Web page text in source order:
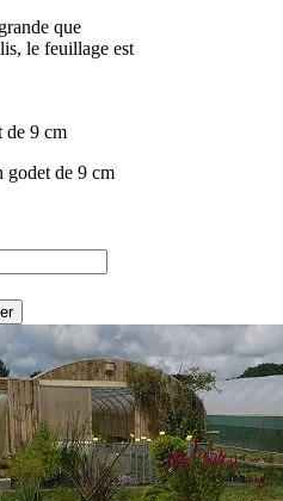
que
le feuillage est
de 9 cm
godet de 9 cm